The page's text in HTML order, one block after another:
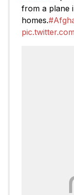
from a plane
homes.